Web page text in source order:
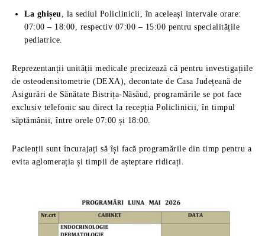
La ghișeu, la sediul Policlinicii, în aceleași intervale orare:
07:00 – 18:00, respectiv 07:00 – 15:00 pentru specialitățile
pediatrice.
Reprezentanții unității medicale precizează că pentru investigațiile
de osteodensitometrie (DEXA), decontate de Casa Județeană de
Asigurări de Sănătate Bistrița-Năsăud, programările se pot face
exclusiv telefonic sau direct la recepția Policlinicii, în timpul
săptămânii, între orele 07:00 și 18:00.
Pacienții sunt încurajați să își facă programările din timp pentru a
evita aglomerația și timpii de așteptare ridicați.